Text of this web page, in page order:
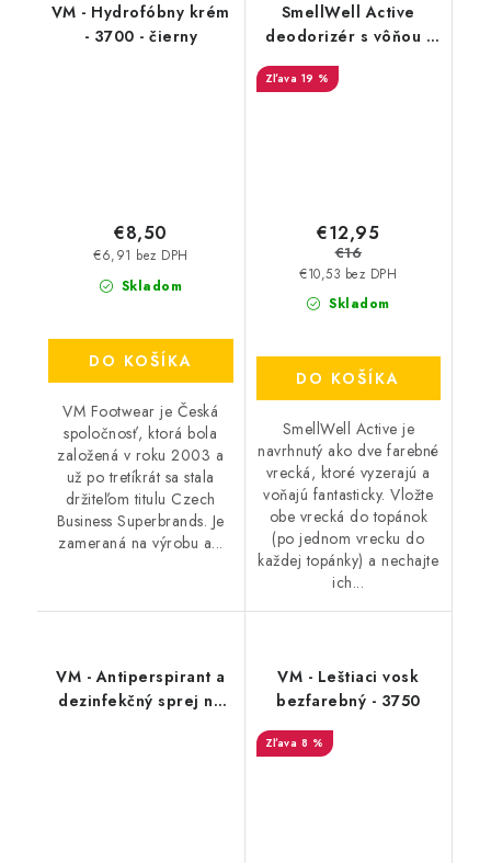
VM - Hydrofóbny krém
- 3700 - čierny
Skladom
€6,91 bez DPH
€8,50
DO KOŠÍKA
VM Footwear je Česká
spoločnosť, ktorá bola
založená v roku 2003 a
už po tretíkrát sa stala
držiteľom titulu Czech
Business Superbrands. Je
zameraná na výrobu a...
SmellWell Active
deodorizér s vôňou -
Pink Zebra
19 %
Skladom
€10,53 bez DPH
€12,95
€16
DO KOŠÍKA
SmellWell Active je
navrhnutý ako dve farebné
vrecká, ktoré vyzerajú a
voňajú fantasticky. Vložte
obe vrecká do topánok
(po jednom vrecku do
každej topánky) a nechajte
ich...
VM - Antiperspirant a
dezinfekčný sprej na
VM - Leštiaci vosk
bezfarebný - 3750
8 %